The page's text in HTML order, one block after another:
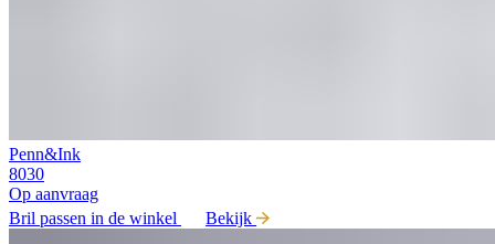
Penn&Ink
8030
Op aanvraag
Bril passen in de winkel
Bekijk